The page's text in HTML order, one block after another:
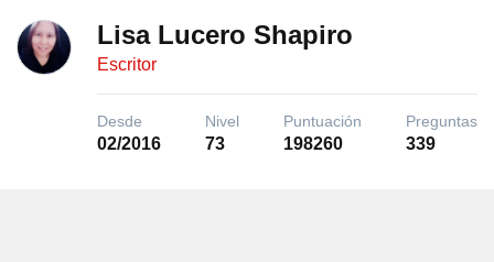
Lisa Lucero Shapiro
Escritor
Desde
02/2016
Nivel
73
Puntuación
198260
Preguntas
339